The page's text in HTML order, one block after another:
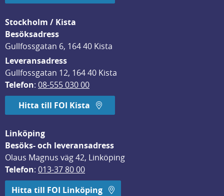
Stockholm / Kista
Besöksadress
Gullfossgatan 6, 164 40 Kista
Leveransadress
Gullfossgatan 12, 164 40 Kista
Telefon: 08-555 030 00
Hitta till FOI Kista
Linköping
Besöks- och leveransadress
Olaus Magnus väg 42, Linköping
Telefon: 013-37 80 00
Hitta till FOI Linköping